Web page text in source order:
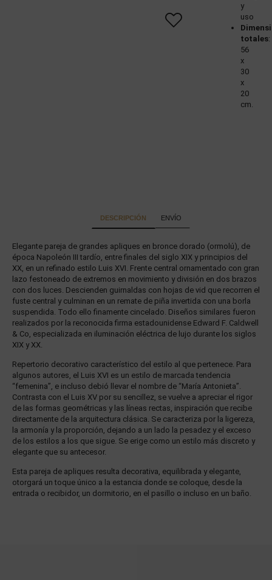
y
uso
totales:
56
x
30
x
20
cm.
DESCRIPCIÓN ENVÍO
Elegante pareja de grandes apliques en bronce dorado (ormolú), de
época Napoleón III tardío, entre finales del siglo XIX y principios del
XX, en un refinado estilo Luis XVI. Frente central ornamentado con gran
lazo festoneado de extremos en movimiento y división en dos brazos
con dos luces. Descienden guirnaldas con hojas de vid que recorren el
fuste central y culminan en un remate de piña invertida con una borla
suspendida. Todo ello finamente cincelado. Diseños similares fueron
realizados por la reconocida firma estadounidense Edward F. Caldwell
& Co, especializada en iluminación eléctrica de lujo durante los siglos
XIX y XX.
Repertorio decorativo característico del estilo al que pertenece. Para
algunos autores, el Luis XVI es un estilo de marcada tendencia
“femenina”, e incluso debió llevar el nombre de “María Antonieta”.
Contrasta con el Luis XV por su sencillez, se vuelve a apreciar el rigor
de las formas geométricas y las líneas rectas, inspiración que recibe
directamente de la arquitectura clásica. Se caracteriza por la ligereza,
la armonía y la proporción, dejando a un lado la pesadez y el exceso
de los estilos a los que sigue. Se erige como un estilo más discreto y
elegante que su antecesor.
Esta pareja de apliques resulta decorativa, equilibrada y elegante,
otorgará un toque único a la estancia donde se coloque, desde la
entrada o recibidor, un dormitorio, en el pasillo o incluso en un baño.